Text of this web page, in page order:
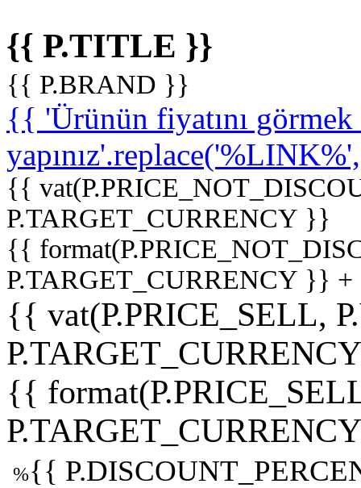
{{ P.TITLE }}
{{ P.BRAND }}
{{ 'Ürünün fiyatını
{{
P.TARGET_CURRENCY }}
{{
P.TARGET_CURRENCY }}
{{ vat(P.PRICE_SELL,
{{
%{{